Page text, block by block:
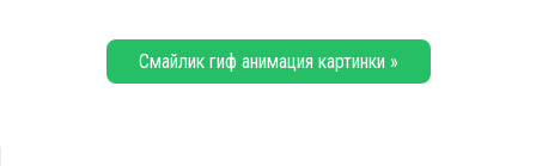
Смайлик гиф анимация картинки »